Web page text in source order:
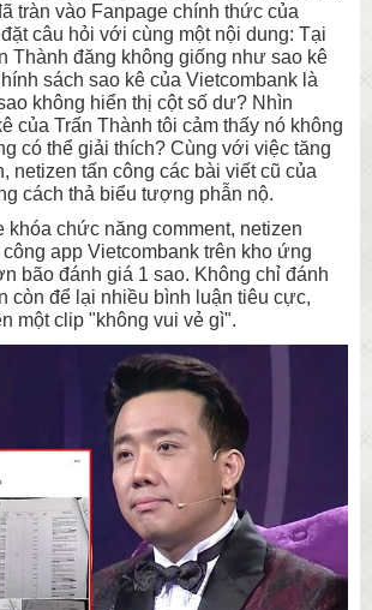
tràn vào Fanpage chính thức của
câu hỏi với cùng một nội dung: Tại
Thành đăng không giống như sao kê
sách sao kê của Vietcombank là
không hiển thị cột số dư? Nhìn
của Trấn Thành tôi cảm thấy nó không
có thể giải thích? Cùng với việc tăng
netizen tấn công các bài viết cũ của
cách thả biểu tượng phẫn nộ.
khóa chức năng comment, netizen
app Vietcombank trên kho ứng
bão đánh giá 1 sao. Không chỉ đánh
còn để lại nhiều bình luận tiêu cực,
một clip "không vui vẻ gì".